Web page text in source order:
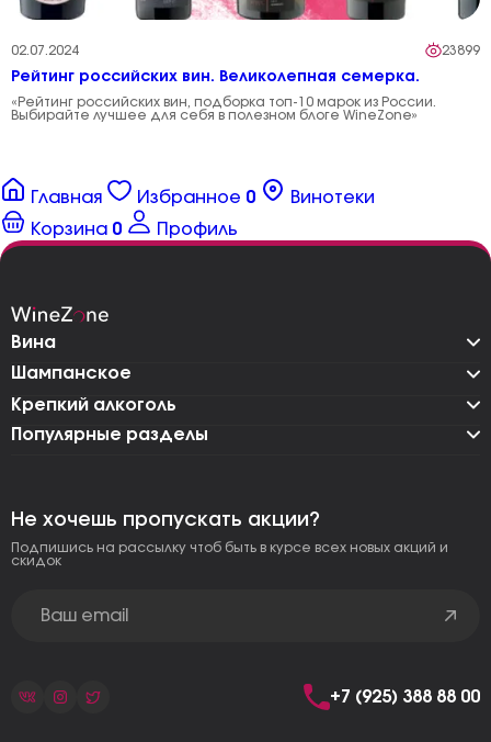
02.07.2024 23899
Рейтинг российских вин. Великолепная семерка.
«Рейтинг российских вин, подборка топ-10 марок из России.
Выбирайте лучшее для себя в полезном блоге WineZone»
Главная Избранное 0
Винотеки
Корзина 0 Профиль
Вина
Шампанское
Крепкий алкоголь
Популярные разделы
Не хочешь пропускать акции?
Подпишись на рассылку чтоб быть в курсе всех новых акций и
скидок
+7 (925) 388 88 00